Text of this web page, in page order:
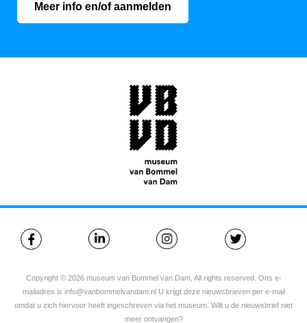
Meer info en/of aanmelden
Copyright © 2026 museum van Bommel van Dam, All rights reserved. Ons e-
mailadres is info@vanbommelvandam.nl U krijgt deze nieuwsbrieven per e-mail
omdat u zich hiervoor heeft ingeschreven via het museum. Wilt u de nieuwsbrief niet
meer ontvangen?